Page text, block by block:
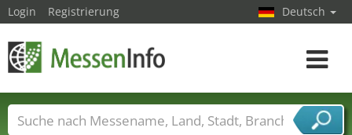
Login Registrierung Deutsch
Toggle